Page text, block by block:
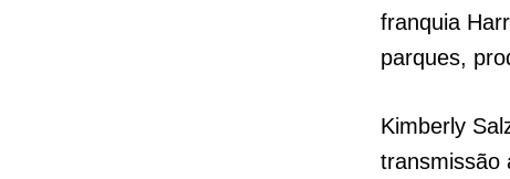
franquia
parques,
Kimberly
transmissão